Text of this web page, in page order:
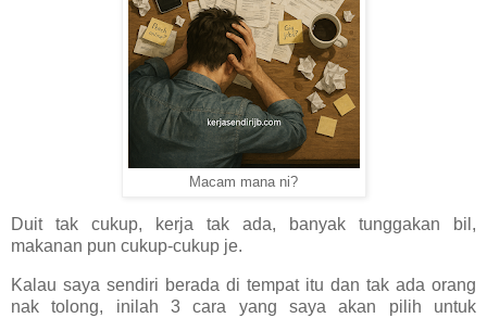
Macam mana ni?
Duit tak cukup, kerja tak ada, banyak tunggakan bil,
makanan pun cukup-cukup je.
Kalau saya sendiri berada di tempat itu dan tak ada orang
nak tolong, inilah 3 cara yang saya akan pilih untuk